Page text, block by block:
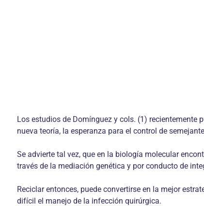
Los estudios de Domínguez y cols. (1) recientemente
nueva teoría, la esperanza para el control de
Se advierte tal vez, que en la biología molecular
través de la mediación genética y por conducto de
Reciclar entonces, puede convertirse en la mejor
difícil el manejo de la infección quirúrgica.